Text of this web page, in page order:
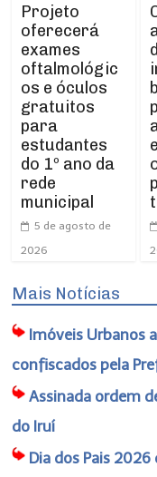
Projeto
oferecerá
exames
oftalmológic
os e óculos
gratuitos
para
estudantes
do 1º ano da
rede
municipal
5 de agosto de
2026
Mais Notícias
Imóveis Urbanos
confiscados pela
Assinada ordem
do Iruí
Dia dos Pais